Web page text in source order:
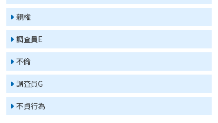
親権
調査員E
不倫
調査員G
不貞行為